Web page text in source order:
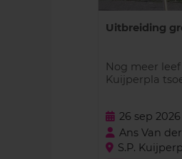
Uitbreiding
Nog meer
Kuijperpla
26 sep 2026
Ans Van
S.P.